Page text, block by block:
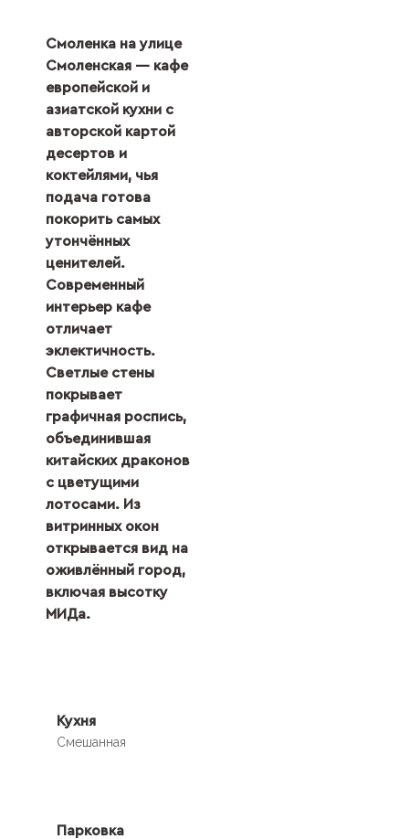
Смоленка на улице
Смоленская — кафе
европейской и
азиатской кухни с
авторской картой
десертов и
коктейлями, чья
подача готова
покорить самых
утончённых
ценителей.
Современный
интерьер кафе
отличает
эклектичность.
Светлые стены
покрывает
графичная роспись,
объединившая
китайских драконов
с цветущими
лотосами. Из
витринных окон
открывается вид на
оживлённый город,
включая высотку
МИДа.
Кухня
Смешанная
Парковка